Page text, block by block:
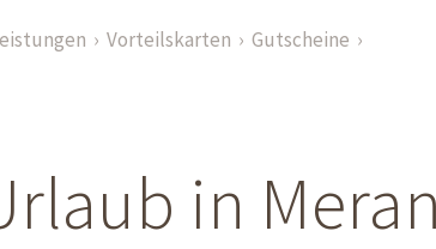
Vorteilskarten
Gutscheine
in Meran